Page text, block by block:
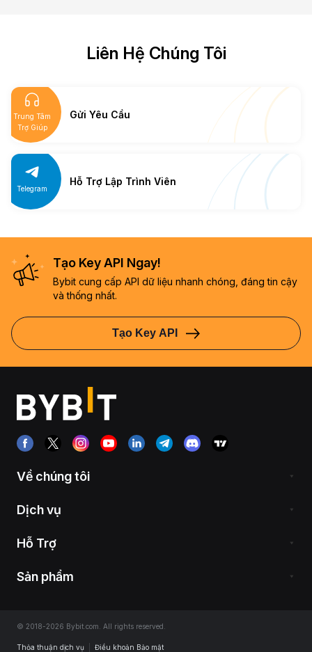
Liên Hệ Chúng Tôi
Trung Tâm
Trợ Giúp
Gửi Yêu Cầu
Telegram
Hỗ Trợ Lập Trình Viên
Tạo Key API Ngay!
Bybit cung cấp API dữ liệu nhanh chóng, đáng tin cậy
và thống nhất.
Tạo Key API
Về chúng tôi
Dịch vụ
Hỗ Trợ
Sản phẩm
© 2018-2026 Bybit.com. All rights reserved.
Thỏa thuận dịch vụ Điều khoản Bảo mật